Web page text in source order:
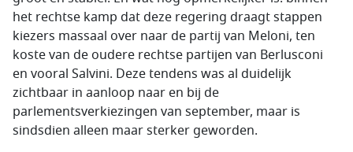
het rechtse kamp dat deze regering draagt stappen
kiezers massaal over naar de partij van Meloni, ten
koste van de oudere rechtse partijen van Berlusconi
en vooral Salvini. Deze tendens was al duidelijk
zichtbaar in aanloop naar en bij de
parlementsverkiezingen van september, maar is
sindsdien alleen maar sterker geworden.